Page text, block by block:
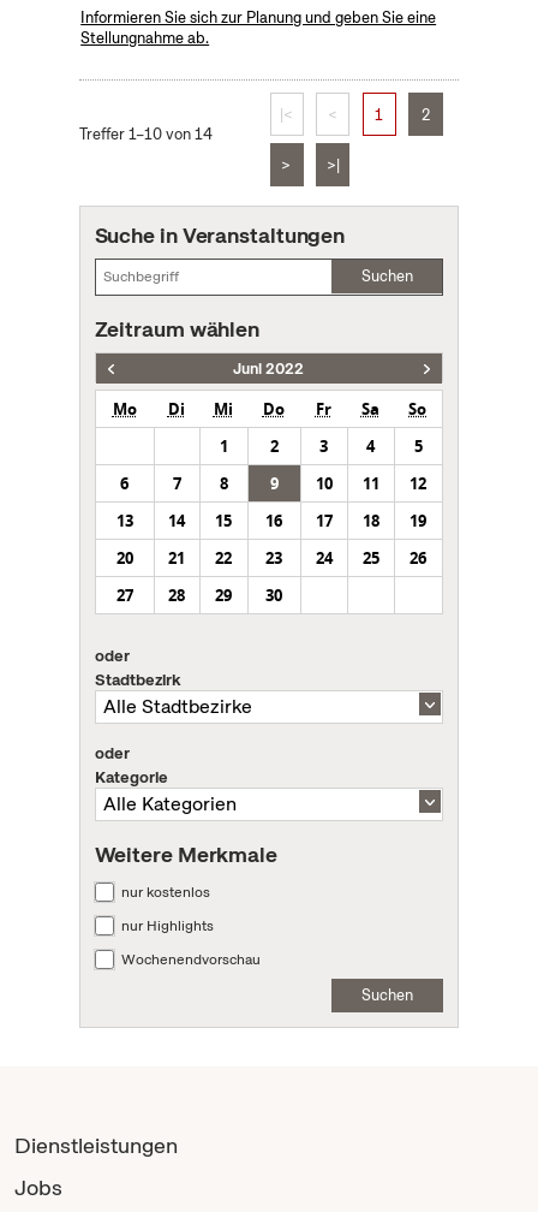
Informieren Sie sich zur Planung und geben Sie eine
Stellungnahme ab.
Treffer 1–10 von 14
|< < 1 2
> >|
Suche in Veranstaltungen
Suchen
Zeitraum wählen
Juni 2022
Mo Di Mi Do Fr Sa
So
1
2 3 4
5
6
7 8 9 10 11
12
13
14 15 16 17 18
19
20
21 22 23 24 25
26
27
28 29 30
oder
Stadtbezirk
oder
Kategorie
Weitere Merkmale
nur kostenlos
nur Highlights
Wochenendvorschau
Suchen
Dienstleistungen
Jobs